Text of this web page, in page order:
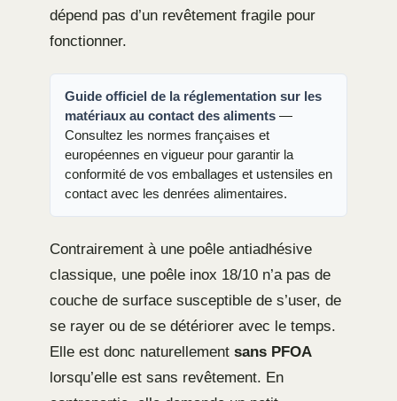
dépend pas d’un revêtement fragile pour
fonctionner.
Guide officiel de la réglementation sur les
matériaux au contact des aliments —
Consultez les normes françaises et
européennes en vigueur pour garantir la
conformité de vos emballages et ustensiles en
contact avec les denrées alimentaires.
Contrairement à une poêle antiadhésive
classique, une poêle inox 18/10 n’a pas de
couche de surface susceptible de s’user, de
se rayer ou de se détériorer avec le temps.
Elle est donc naturellement sans PFOA
lorsqu’elle est sans revêtement. En